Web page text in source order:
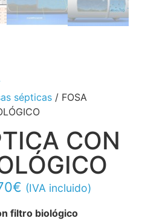
sépticas / FOSA
CON
€ (IVA incluido)
filtro biológico